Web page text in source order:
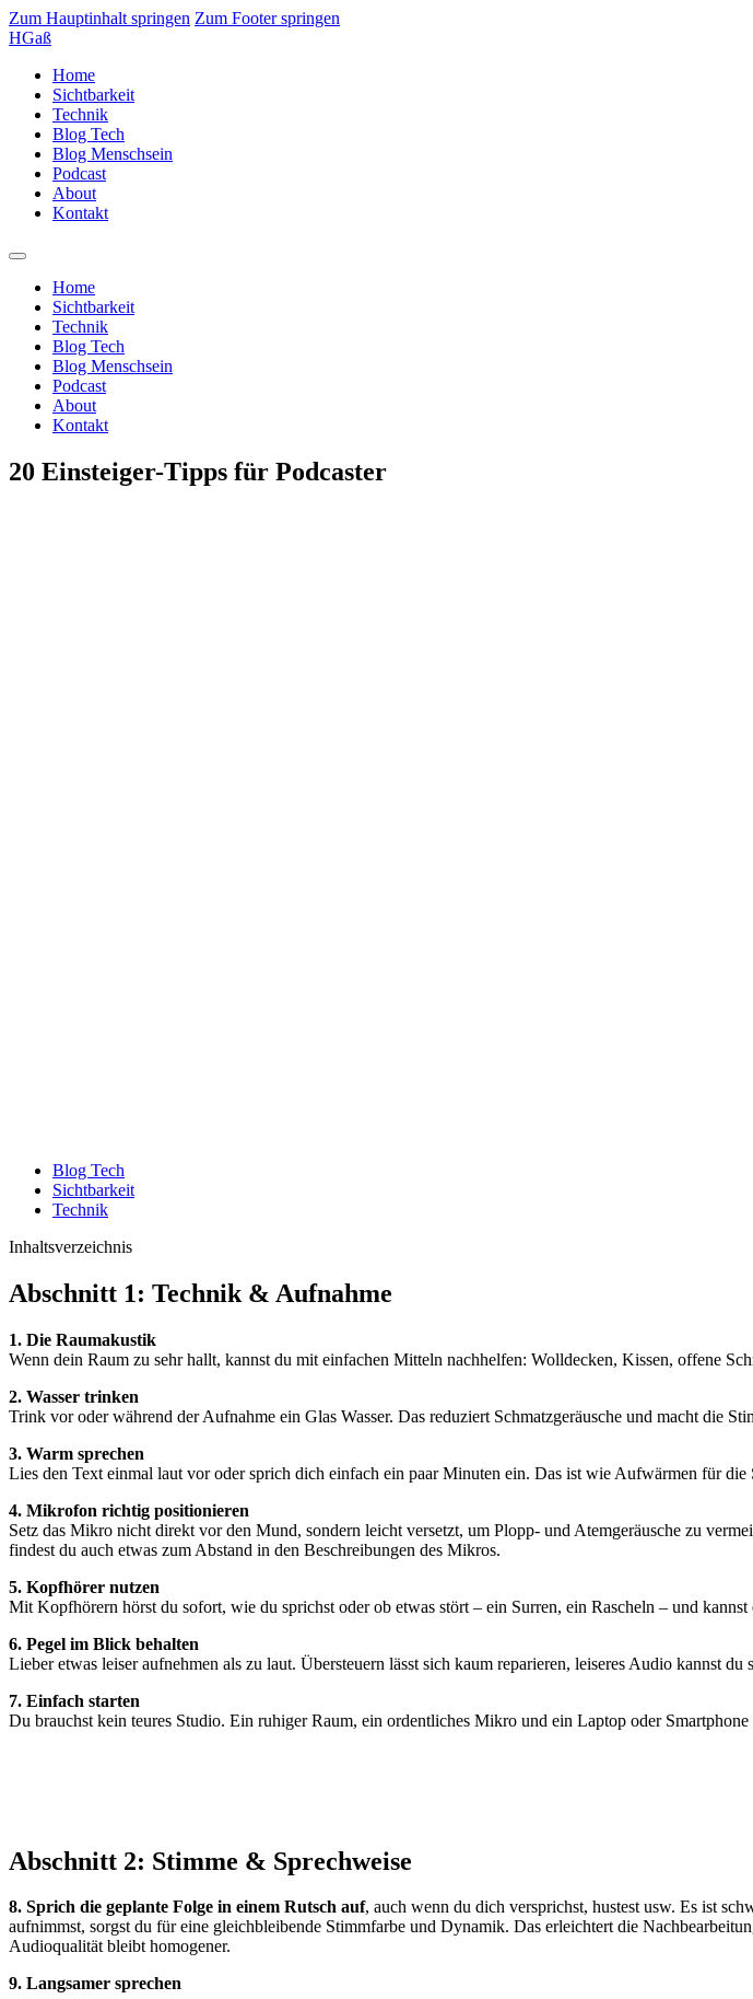
Zum Hauptinhalt springen Zum Footer springen
HGaß
Home
Sichtbarkeit
Technik
Blog Tech
Blog Menschsein
Podcast
About
Kontakt
Home
Sichtbarkeit
Technik
Blog Tech
Blog Menschsein
Podcast
About
Kontakt
20 Einsteiger-Tipps für Podcaster
Blog Tech
Sichtbarkeit
Technik
Inhaltsverzeichnis
Abschnitt 1: Technik & Aufnahme
1. Die Raumakustik
Wenn dein Raum zu sehr hallt, kannst du mit einfachen Mitteln nachhelfen: Wolldecken, Kissen, offene
2. Wasser trinken
Trink vor oder während der Aufnahme ein Glas Wasser. Das reduziert Schmatzgeräusche und macht die
3. Warm sprechen
Lies den Text einmal laut vor oder sprich dich einfach ein paar Minuten ein. Das ist wie Aufwärmen für die
4. Mikrofon richtig positionieren
Setz das Mikro nicht direkt vor den Mund, sondern leicht versetzt, um Plopp- und Atemgeräusche zu
findest du auch etwas zum Abstand in den Beschreibungen des Mikros.
5. Kopfhörer nutzen
Mit Kopfhörern hörst du sofort, wie du sprichst oder ob etwas stört – ein Surren, ein Rascheln – und kannst
6. Pegel im Blick behalten
Lieber etwas leiser aufnehmen als zu laut. Übersteuern lässt sich kaum reparieren, leiseres Audio kannst du
7. Einfach starten
Du brauchst kein teures Studio. Ein ruhiger Raum, ein ordentliches Mikro und ein Laptop oder
Abschnitt 2: Stimme & Sprechweise
8. Sprich die geplante Folge in einem Rutsch auf, auch wenn du dich versprichst, hustest usw. Es ist
aufnimmst, sorgst du für eine gleichbleibende Stimmfarbe und Dynamik. Das erleichtert die
Audioqualität bleibt homogener.
9. Langsamer sprechen